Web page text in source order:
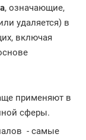
, означающие,
удаляется) в
включая
применяют в
сферы.
- самые